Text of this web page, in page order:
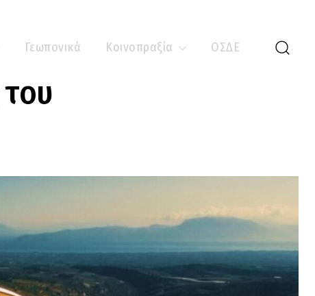
Γεωπονικά Κοινοπραξία ΟΣΔΕ